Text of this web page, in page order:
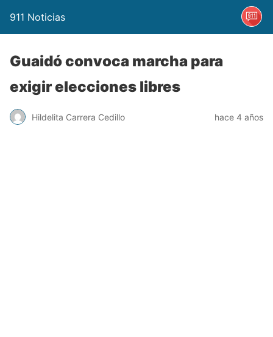
911 Noticias
Guaidó convoca marcha para
exigir elecciones libres
Hildelita Carrera Cedillo hace 4 años